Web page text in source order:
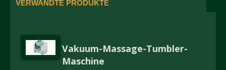
VERWANDTE PRODUKTE
Vakuum-Massage-Tumbler-
Maschine